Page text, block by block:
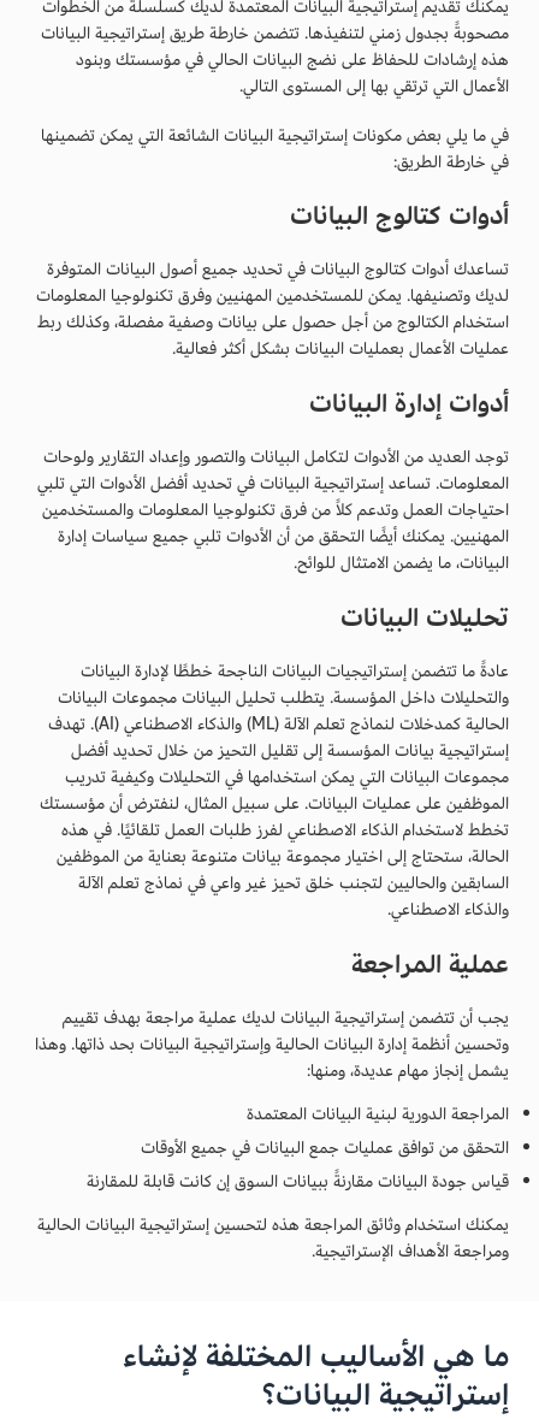
يمكنك تقديم إستراتيجية البيانات المعتمدة لديك كسلسلة من الخطوات
مصحوبةً بجدول زمني لتنفيذها. تتضمن خارطة طريق إستراتيجية البيانات
هذه إرشادات للحفاظ على نضج البيانات الحالي في مؤسستك وبنود
الأعمال التي ترتقي بها إلى المستوى التالي.
في ما يلي بعض مكونات إستراتيجية البيانات الشائعة التي يمكن تضمينها
في خارطة الطريق:
أدوات كتالوج البيانات
تساعدك أدوات كتالوج البيانات في تحديد جميع أصول البيانات المتوفرة
لديك وتصنيفها. يمكن للمستخدمين المهنيين وفرق تكنولوجيا المعلومات
استخدام الكتالوج من أجل حصول على بيانات وصفية مفصلة، وكذلك ربط
عمليات الأعمال بعمليات البيانات بشكل أكثر فعالية.
أدوات إدارة البيانات
توجد العديد من الأدوات لتكامل البيانات والتصور وإعداد التقارير ولوحات
المعلومات. تساعد إستراتيجية البيانات في تحديد أفضل الأدوات التي تلبي
احتياجات العمل وتدعم كلاً من فرق تكنولوجيا المعلومات والمستخدمين
المهنيين. يمكنك أيضًا التحقق من أن الأدوات تلبي جميع سياسات إدارة
البيانات، ما يضمن الامتثال للوائح.
تحليلات البيانات
عادةً ما تتضمن إستراتيجيات البيانات الناجحة خططًا لإدارة البيانات
والتحليلات داخل المؤسسة. يتطلب تحليل البيانات مجموعات البيانات
الحالية كمدخلات لنماذج تعلم الآلة (ML) والذكاء الاصطناعي (AI). تهدف
إستراتيجية بيانات المؤسسة إلى تقليل التحيز من خلال تحديد أفضل
مجموعات البيانات التي يمكن استخدامها في التحليلات وكيفية تدريب
الموظفين على عمليات البيانات. على سبيل المثال، لنفترض أن مؤسستك
تخطط لاستخدام الذكاء الاصطناعي لفرز طلبات العمل تلقائيًا. في هذه
الحالة، ستحتاج إلى اختيار مجموعة بيانات متنوعة بعناية من الموظفين
السابقين والحاليين لتجنب خلق تحيز غير واعي في نماذج تعلم الآلة
والذكاء الاصطناعي.
عملية المراجعة
يجب أن تتضمن إستراتيجية البيانات لديك عملية مراجعة بهدف تقييم
وتحسين أنظمة إدارة البيانات الحالية وإستراتيجية البيانات بحد ذاتها. وهذا
يشمل إنجاز مهام عديدة، ومنها:
المراجعة الدورية لبنية البيانات المعتمدة
التحقق من توافق عمليات جمع البيانات في جميع الأوقات
قياس جودة البيانات مقارنةً ببيانات السوق إن كانت قابلة للمقارنة
يمكنك استخدام وثائق المراجعة هذه لتحسين إستراتيجية البيانات الحالية
ومراجعة الأهداف الإستراتيجية.
ما هي الأساليب المختلفة لإنشاء
إستراتيجية البيانات؟